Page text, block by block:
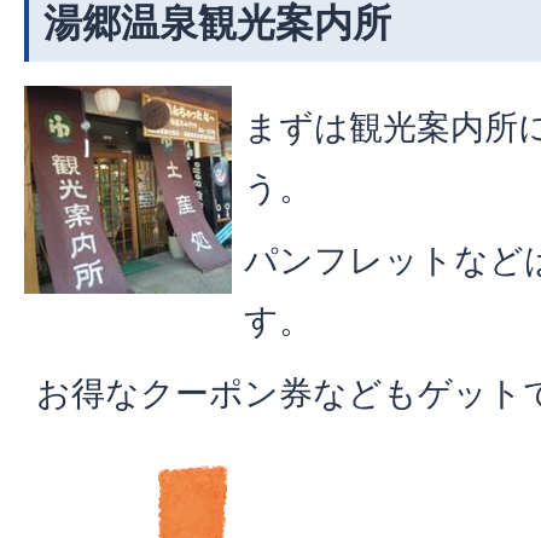
湯郷温泉観光案内所
まずは観光案内所
う。
パンフレットなど
す。
お得なクーポン券などもゲット